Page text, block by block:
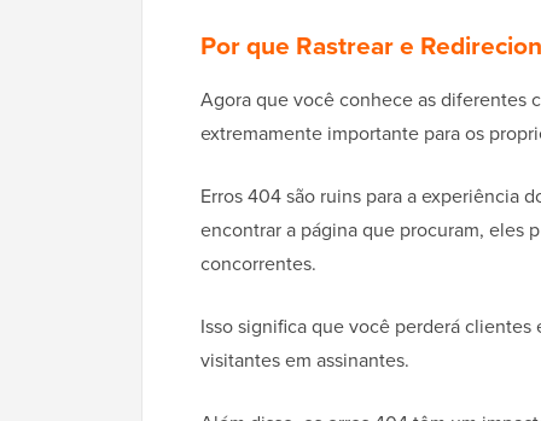
Por que Rastrear e
Agora que você conhece as diferentes
extremamente importante para os
Erros 404 são ruins para a experiência
encontrar a página que procuram, eles
concorrentes.
Isso significa que você perderá
visitantes em assinantes.